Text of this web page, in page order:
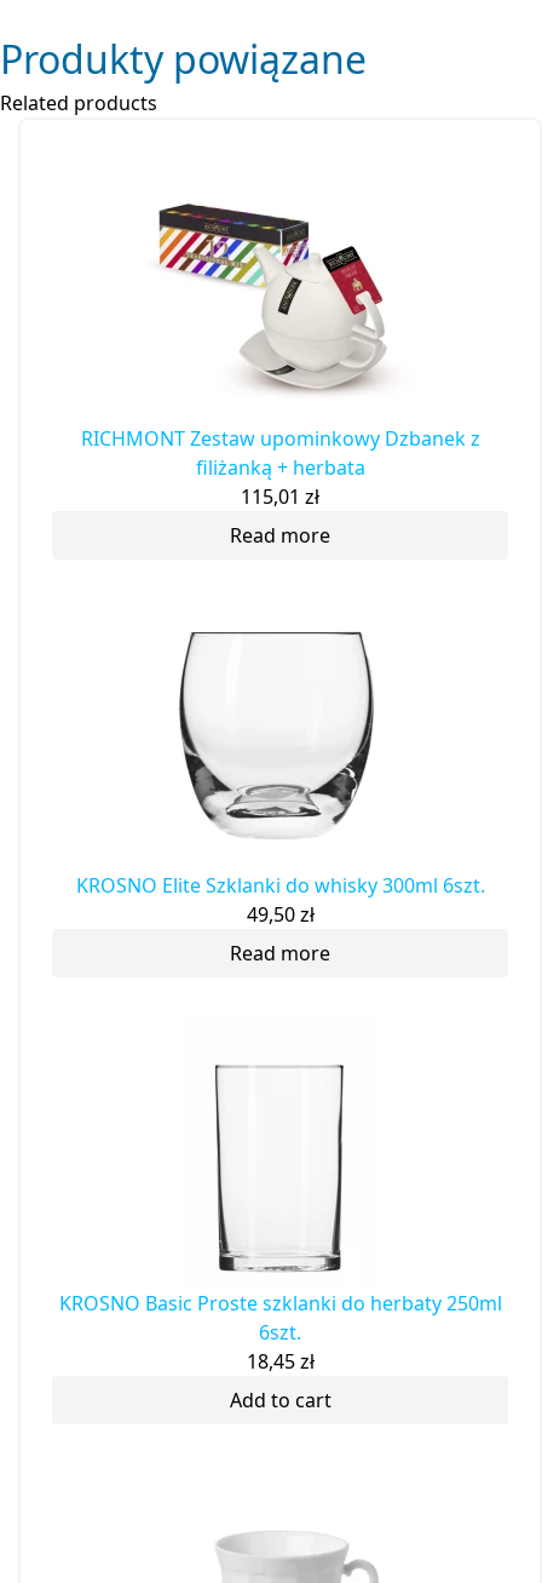
Produkty powiązane
Related products
RICHMONT Zestaw upominkowy Dzbanek z
filiżanką + herbata
115,01 zł
Read more
KROSNO Elite Szklanki do whisky 300ml 6szt.
49,50zł
Read more
KROSNO Basic Proste szklanki do herbaty 250ml
6szt.
18,45zł
Add to cart